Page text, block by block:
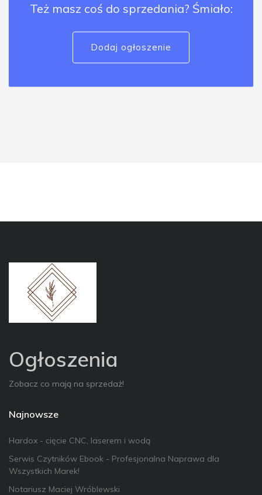
Też masz coś do sprzedania? Śmiało:
Dodaj ogłoszenie
Ogłoszenia
Zobacz co mają na sprzedaż!
Najnowsze
Hardox - cięcie CNC, laserem i wodą
Serwis Czytników Ebook - Profesjonalna Naprawa dla
Wszystkich Marek!
Notariusz Maciej Wróblewski